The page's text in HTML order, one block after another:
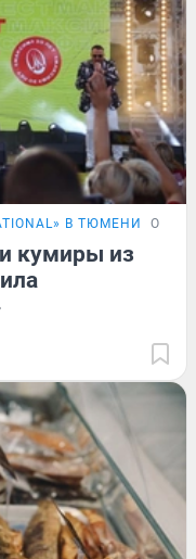
В ТЮМЕНИ
кумиры из